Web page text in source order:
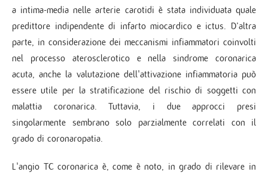
a intima-media nelle arterie carotidi è stata individuata quale
predittore indipendente di infarto miocardico e ictus. D’altra
parte, in considerazione dei meccanismi infiammatori coinvolti
nel processo aterosclerotico e nella sindrome coronarica
acuta, anche la valutazione dell'attivazione infiammatoria può
essere utile per la stratificazione del rischio di soggetti con
malattia coronarica. Tuttavia, i due approcci presi
singolarmente sembrano solo parzialmente correlati con il
grado di coronaropatia.
L'angio TC coronarica è, come è noto, in grado di rilevare in